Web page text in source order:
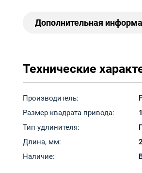
Дополнительная
Технические
Производитель:
Размер квадрата привода:
Тип удлинителя:
Длина, мм:
Наличие: